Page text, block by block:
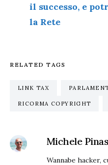
il successo, e
la Rete
RELATED TAGS
LINK TAX
RICORMA COPYRIGHT
Michele
Wannabe hacker,